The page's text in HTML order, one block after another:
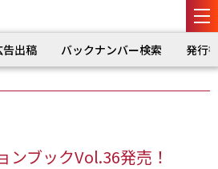
告出稿 バックナンバー検索 発行
ンブックVol.36発売！